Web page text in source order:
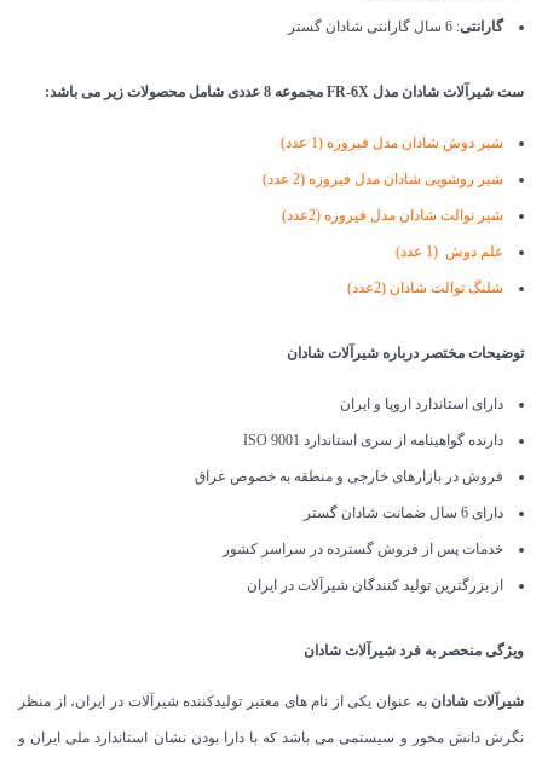
گارانتی: 6 سال گارانتی شادان گستر
ست شیرآلات شادان مدل FR-6X مجموعه 8 عددی شامل محصولات زیر می باشد:
شیر دوش شادان مدل فیروزه (1 عدد)
شیر روشویی شادان مدل فیروزه (2 عدد)
شیر توالت شادان مدل فیروزه (2عدد)
علم دوش (1 عدد)
شلنگ توالت شادان (2عدد)
توضیحات مختصر درباره شیرآلات شادان
دارای استاندارد اروپا و ایران
دارنده گواهینامه از سری استاندارد ISO 9001
فروش در بازارهای خارجی و منطقه به خصوص عراق
دارای 6 سال ضمانت شادان گستر
خدمات پس از فروش گسترده در سراسر کشور
از بزرگترین تولید کنندگان شیرآلات در ایران
ویژگی منحصر به فرد شیرآلات شادان
شیرآلات شادان به عنوان یکی از نام های معتبر تولیدکننده شیرآلات در ایران، از منظر
نگرش دانش محور و سیستمی می باشد که با دارا بودن نشان استاندارد ملی ایران و